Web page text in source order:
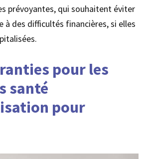
prévoyantes, qui souhaitent éviter
à des difficultés financières, si elles
pour les
santé
pour